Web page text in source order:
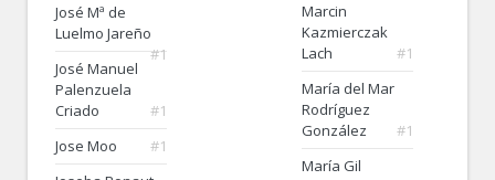
José Mª de
Luelmo Jareño
#1
José Manuel
Palenzuela
Criado
#1
Jose Moo
#1
Marcin
Kazmierczak
Lach
#1
María del Mar
Rodríguez
González
#1
María Gil